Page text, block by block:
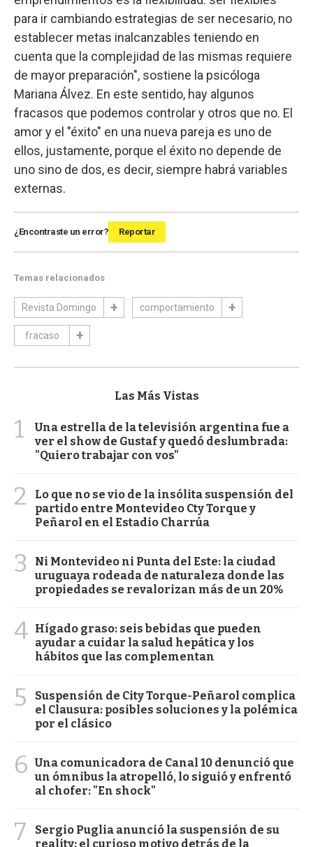
para ir cambiando estrategias de ser necesario, no
establecer metas inalcanzables teniendo en
cuenta que la complejidad de las mismas requiere
de mayor preparación", sostiene la psicóloga
Mariana Álvez. En este sentido, hay algunos
fracasos que podemos controlar y otros que no. El
amor y el "éxito" en una nueva pareja es uno de
ellos, justamente, porque el éxito no depende de
uno sino de dos, es decir, siempre habrá variables
externas.
¿Encontraste un error? Reportar
Temas relacionados
Revista Domingo comportamiento
fracaso
Las Más Vistas
1
Una estrella de la televisión argentina fue a
ver el show de Gustaf y quedó deslumbrada:
"Quiero trabajar con vos"
2
Lo que no se vio de la insólita suspensión del
partido entre Montevideo Cty Torque y
Peñarol en el Estadio Charrúa
3
Ni Montevideo ni Punta del Este: la ciudad
uruguaya rodeada de naturaleza donde las
propiedades se revalorizan más de un 20%
4 Hígado graso: seis bebidas que pueden
ayudar a cuidar la salud hepática y los
hábitos que las complementan
5
Suspensión de City Torque-Peñarol complica
el Clausura: posibles soluciones y la polémica
por el clásico
6 Una comunicadora de Canal 10 denunció que
un ómnibus la atropelló, lo siguió y enfrentó
al chofer: "En shock"
7
Sergio Puglia anunció la suspensión de su
reality: el curioso motivo detrás de la